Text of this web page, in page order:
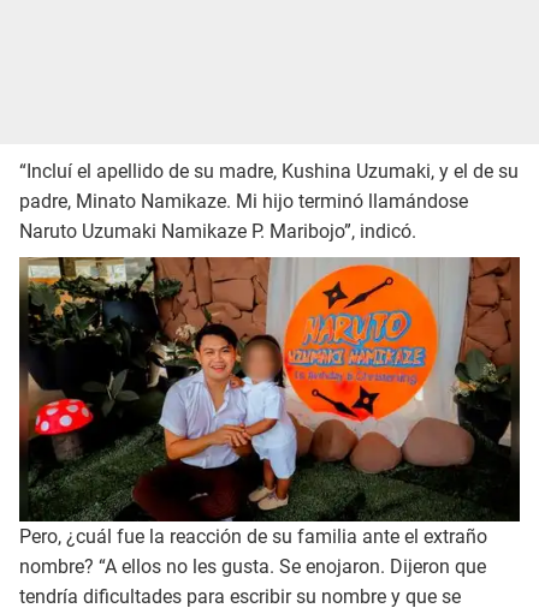
“Incluí el apellido de su madre, Kushina Uzumaki, y el de su
padre, Minato Namikaze. Mi hijo terminó llamándose
Naruto Uzumaki Namikaze P. Maribojo”, indicó.
Pero, ¿cuál fue la reacción de su familia ante el extraño
nombre? “A ellos no les gusta. Se enojaron. Dijeron que
tendría dificultades para escribir su nombre y que se